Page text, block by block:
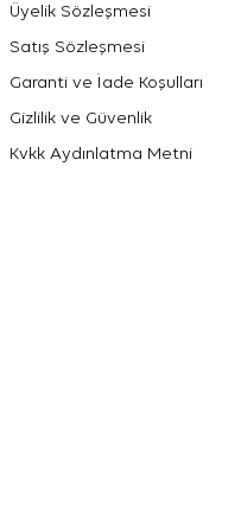
Üyelik Sözleşmesi
Satış Sözleşmesi
Garanti ve İade Koşulları
Gizlilik ve Güvenlik
Kvkk Aydınlatma Metni